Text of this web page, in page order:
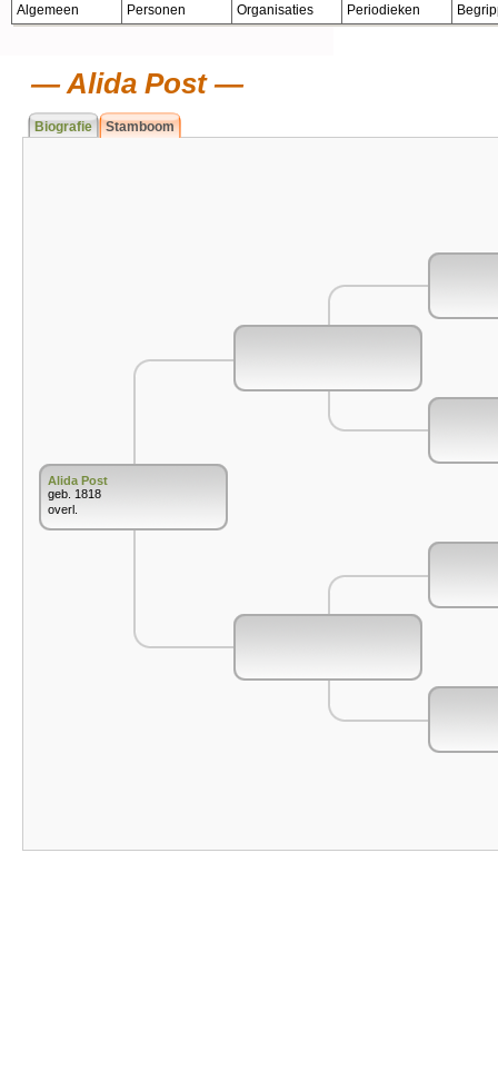
Algemeen Personen Organisaties Periodieken
Alida Post
Biografie Stamboom
Alida Post
geb. 1818
overl.